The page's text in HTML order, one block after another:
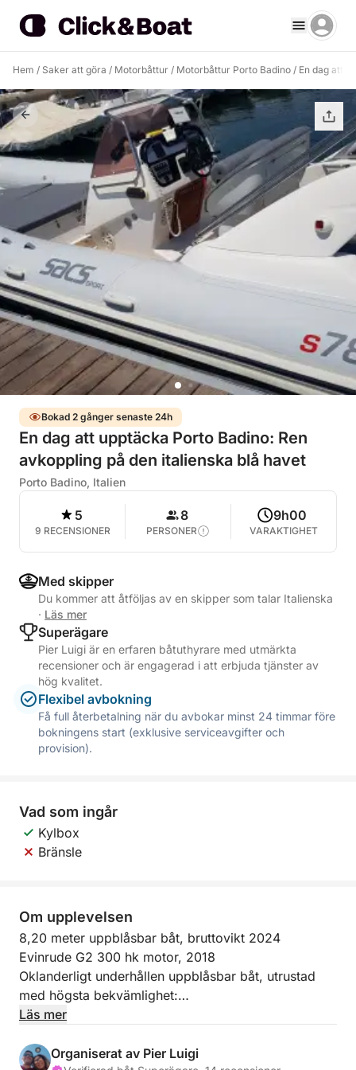
Hem / Saker att göra / Motorbåttur / Motorbåttur Porto Badino / En dag att
Bokad 2 gånger senaste 24h
En dag att upptäcka Porto Badino: Ren
avkoppling på den italienska blå havet
Porto Badino, Italien
5
9 RECENSIONER
8
PERSONER
9h00
VARAKTIGHET
Med skipper
Du kommer att åtföljas av en skipper som talar Italienska
· Läs mer
Superägare
Pier Luigi är en erfaren båtuthyrare med utmärkta
recensioner och är engagerad i att erbjuda tjänster av
hög kvalitet.
Flexibel avbokning
Få full återbetalning när du avbokar minst 24 timmar före
bokningens start (exklusive serviceavgifter och
provision).
Vad som ingår
Kylbox
Bränsle
Om upplevelsen
8,20 meter uppblåsbar båt, bruttovikt 2024
Evinrude G2 300 hk motor, 2018
Oklanderligt underhållen uppblåsbar båt, utrustad
med högsta bekvämlighet:
dusch,
markis,
Läs mer
Organiserat av Pier Luigi